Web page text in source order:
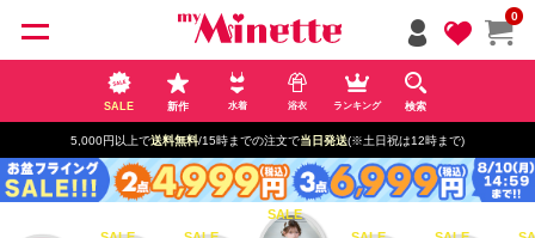
0
SALE 新作 水着 浴衣 ランキング 検索
5,000円以上で送料無料/15時までの注文で当日発送(※土日祝は12時まで)
ペー
ジト
ップ